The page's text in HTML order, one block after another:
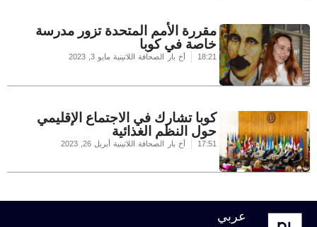
مقررة الأمم المتحدة تزور مدرسة
خاصة في كوبا
18:21 أخ بار الصحافة اللاتينية مايو 3, 2023
كوبا تشارك في الاجتماع الإقليمي
حول النظم الغذائية
17:51 أخ بار الصحافة اللاتينية أبريل 26, 2023
عربي